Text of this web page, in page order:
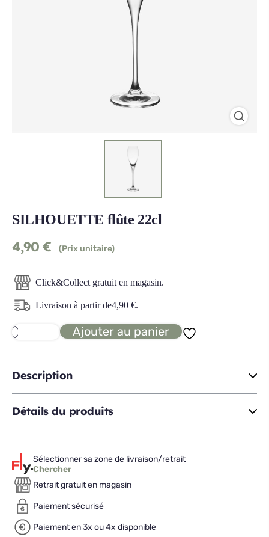
SILHOUETTE flûte 22cl
4,90 € (Prix unitaire)
Click&Collect gratuit en magasin.
Livraison à partir de4,90 €.
quantité
de
flûte
22cl
Ajouter au panier
Description
Détails du produits
Sélectionner sa zone de livraison/retrait
Chercher
Retrait gratuit en magasin
Paiement sécurisé
Paiement en 3x ou 4x disponible